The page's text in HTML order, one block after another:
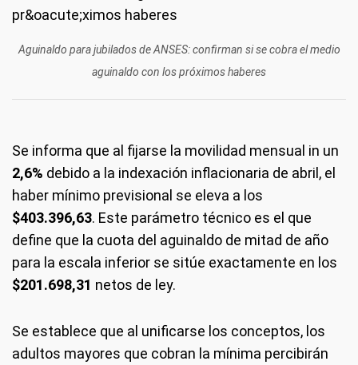
Aguinaldo para jubilados de ANSES: confirman si se cobra el medio
aguinaldo con los próximos haberes
Se informa que al fijarse la movilidad mensual in un
2,6% debido a la indexación inflacionaria de abril, el
haber mínimo previsional se eleva a los
$403.396,63. Este parámetro técnico es el que
define que la cuota del aguinaldo de mitad de año
para la escala inferior se sitúe exactamente en los
$201.698,31 netos de ley.
Se establece que al unificarse los conceptos, los
adultos mayores que cobran la mínima percibirán